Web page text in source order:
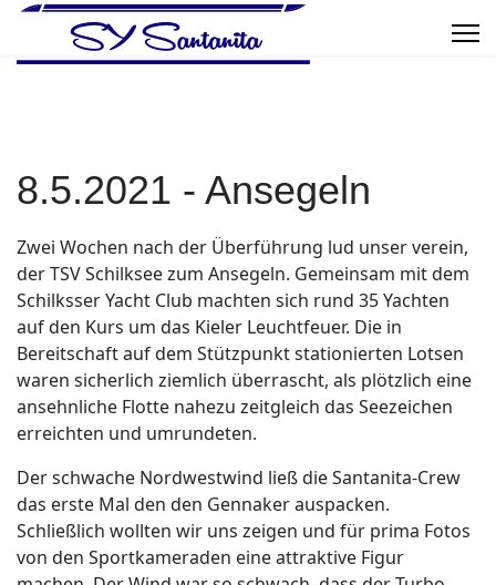
8.5.2021 - Ansegeln
Zwei Wochen nach der Überführung lud unser verein,
der TSV Schilksee zum Ansegeln. Gemeinsam mit dem
Schilksser Yacht Club machten sich rund 35 Yachten
auf den Kurs um das Kieler Leuchtfeuer. Die in
Bereitschaft auf dem Stützpunkt stationierten Lotsen
waren sicherlich ziemlich überrascht, als plötzlich eine
ansehnliche Flotte nahezu zeitgleich das Seezeichen
erreichten und umrundeten.
Der schwache Nordwestwind ließ die Santanita-Crew
das erste Mal den den Gennaker auspacken.
Schließlich wollten wir uns zeigen und für prima Fotos
von den Sportkameraden eine attraktive Figur